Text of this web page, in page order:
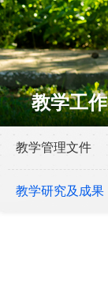
教学工作
教学管理文件
教学研究及成果